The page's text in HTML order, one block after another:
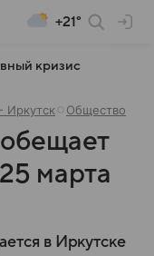
+21°
кризис
Иркутск Общество
марта
в Иркутске